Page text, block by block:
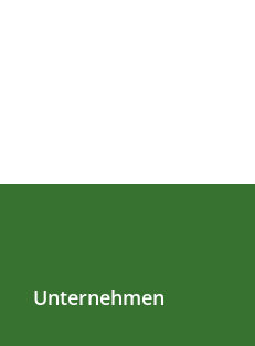
Unternehmen